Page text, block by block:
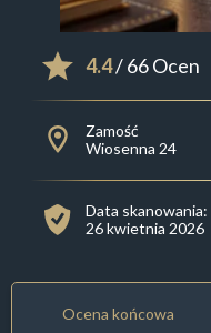
4.4/ 66 Ocen
Zamość
Wiosenna 24
Data skanowania:
26 kwietnia 2026
Ocena końcowa